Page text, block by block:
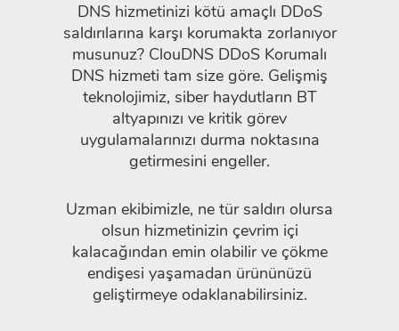
DNS hizmetinizi kötü amaçlı DDoS
saldırılarına karşı korumakta zorlanıyor
musunuz? ClouDNS DDoS Korumalı
DNS hizmeti tam size göre. Gelişmiş
teknolojimiz, siber haydutların BT
altyapınızı ve kritik görev
uygulamalarınızı durma noktasına
getirmesini engeller.
Uzman ekibimizle, ne tür saldırı olursa
olsun hizmetinizin çevrim içi
kalacağından emin olabilir ve çökme
endişesi yaşamadan ürününüzü
geliştirmeye odaklanabilirsiniz.